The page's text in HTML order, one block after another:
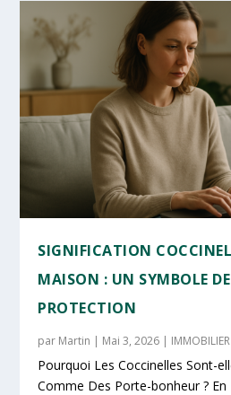
SIGNIFICATION
MAISON : UN SYMBOLE
PROTECTION
par Martin | Mai 3, 2026 | IMMOBILIER
Pourquoi Les Coccinelles Sont-
Comme Des Porte-bonheur ? En